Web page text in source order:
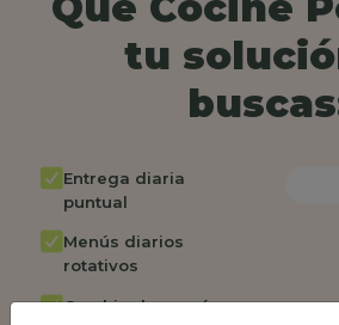
tu
Entrega diaria
puntual
Menús diarios
rotativos
Cambio de menú